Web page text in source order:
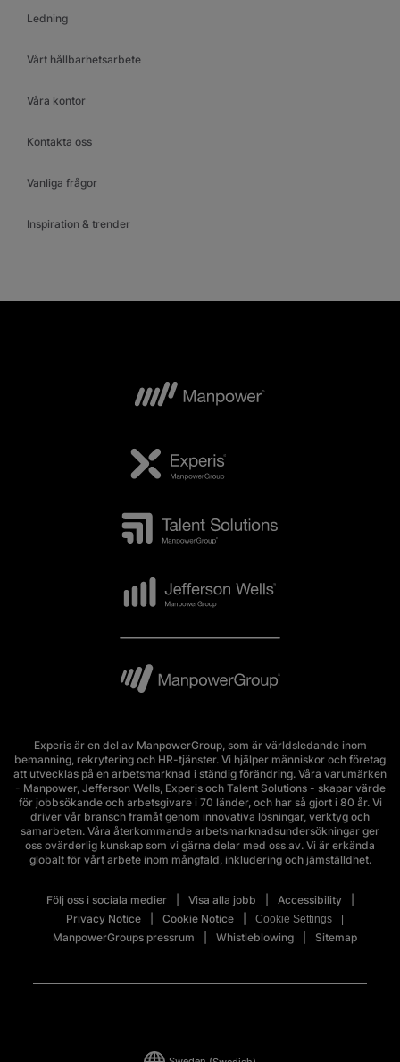
Ledning
Vårt hållbarhetsarbete
Våra kontor
Kontakta oss
Vanliga frågor
Inspiration & trender
Experis är en del av ManpowerGroup, som är världsledande inom
bemanning, rekrytering och HR-tjänster. Vi hjälper människor och företag
att utvecklas på en arbetsmarknad i ständig förändring. Våra varumärken
- Manpower, Jefferson Wells, Experis och Talent Solutions - skapar värde
för jobbsökande och arbetsgivare i 70 länder, och har så gjort i 80 år. Vi
driver vår bransch framåt genom innovativa lösningar, verktyg och
samarbeten. Våra återkommande arbetsmarknadsundersökningar ger
oss ovärderlig kunskap som vi gärna delar med oss av. Vi är erkända
globalt för vårt arbete inom mångfald, inkludering och jämställdhet.
Följ oss i sociala medier Visa alla jobb
Accessibility
Privacy Notice
Cookie Notice Cookie Settings
ManpowerGroups pressrum Whistleblowing Sitemap